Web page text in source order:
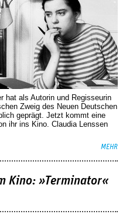
hat als Autorin und Regisseurin
Zweig des Neuen Deutschen
geprägt. Jetzt kommt eine
ihr ins Kino. Claudia Lenssen
MEHR
Kino: »Terminator«